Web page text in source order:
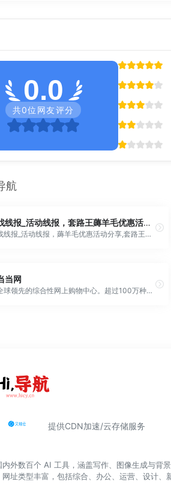
0.0
共0位网友评分
航
找线报_活动线报，套路王薅羊毛优惠活动分享,实时更新
找线报_活动线报，薅羊毛优惠活动分享,套路王实时更新 无标题小反馈爱奇艺周卡 看自己抽 ，联通云盘 测速抽月咔试试淘宝概率不太高 留点次数也行
当网
全球领先的综合性网上购物中心。超过100万种商品在线热销！图书、童书、绘本、中小学教辅、文学小说、音像、母婴、家居、服装、鞋包等几十大类，正版保证，低至2折（自营图书满49元免运费。当当网一贯秉承提升顾客体验的承诺，自助退换货便捷又放心）
提供CDN加速/云存储服务
内外数百个 AI 工具，涵盖写作、图像生成与背
网址类型丰富，包括综合、办公、运营、设计